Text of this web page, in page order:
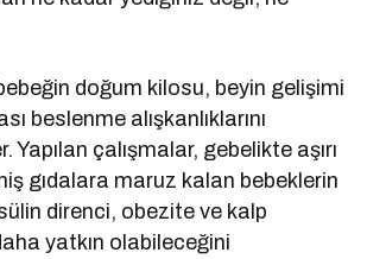
doğum kilosu, beyin gelişimi
beslenme alışkanlıklarını
Yapılan çalışmalar, gebelikte aşırı
gıdalara maruz kalan bebeklerin
direnci, obezite ve kalp
yatkın olabileceğini